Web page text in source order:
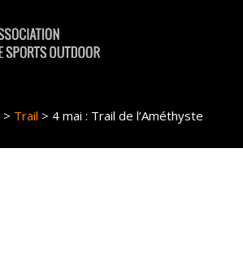
> Trail > 4 mai : Trail de l’Améthyste